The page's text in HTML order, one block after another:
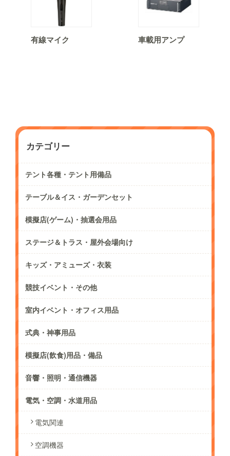
有線マイク 車載用アンプ
カテゴリー
テント各種・テント用備品
テーブル＆イス・ガーデンセット
模擬店(ゲーム)・抽選会用品
ステージ＆トラス・屋外会場向け
キッズ・アミューズ・衣装
競技イベント・その他
室内イベント・オフィス用品
式典・神事用品
模擬店(飲食)用品・備品
音響・照明・通信機器
電気・空調・水道用品
電気関連
空調機器